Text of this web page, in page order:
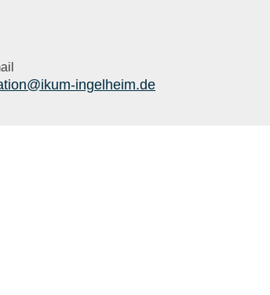
ingelheim.de